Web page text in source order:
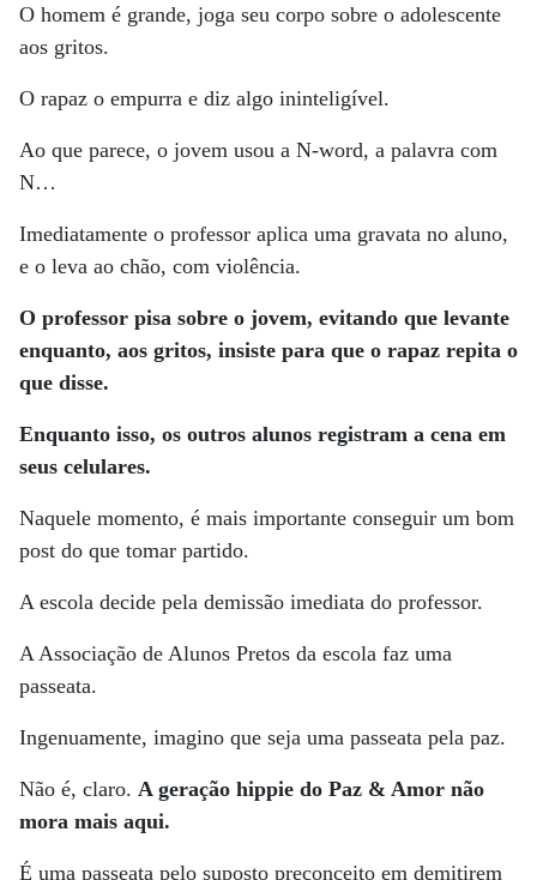
O homem é grande, joga seu corpo sobre o adolescente
aos gritos.
O rapaz o empurra e diz algo ininteligível.
Ao que parece, o jovem usou a N-word, a palavra com
N…
Imediatamente o professor aplica uma gravata no aluno,
e o leva ao chão, com violência.
O professor pisa sobre o jovem, evitando que levante
enquanto, aos gritos, insiste para que o rapaz repita o
que disse.
Enquanto isso, os outros alunos registram a cena em
seus celulares.
Naquele momento, é mais importante conseguir um bom
post do que tomar partido.
A escola decide pela demissão imediata do professor.
A Associação de Alunos Pretos da escola faz uma
passeata.
Ingenuamente, imagino que seja uma passeata pela paz.
Não é, claro. A geração hippie do Paz & Amor não
mora mais aqui.
É uma passeata pelo suposto preconceito em demitirem